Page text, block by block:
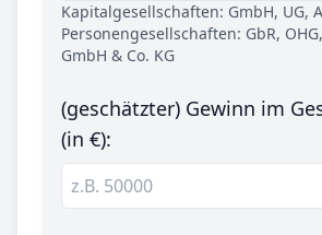
Kapitalgesellschaften: GmbH, UG,
Personengesellschaften: GbR,
GmbH & Co. KG
(geschätzter) Gewinn im
(in €):